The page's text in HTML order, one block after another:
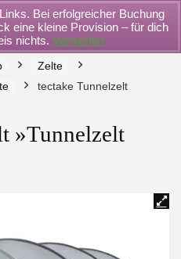
Bei erfolgreicher Buchung
eine kleine Provision – für dich
nichts. Verwerfen
Zelte
tectake Tunnelzelt
»Tunnelzelt